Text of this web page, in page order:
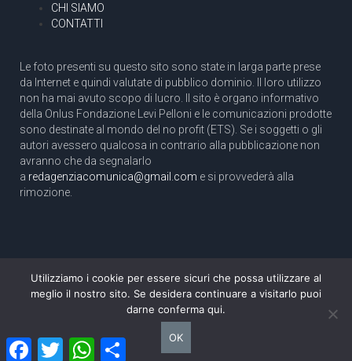
CHI SIAMO
CONTATTI
Le foto presenti su questo sito sono state in larga parte prese
da Internet e quindi valutate di pubblico dominio. Il loro utilizzo
non ha mai avuto scopo di lucro. Il sito è organo informativo
della Onlus Fondazione Levi Pelloni e le comunicazioni prodotte
sono destinate al mondo del no profit (ETS). Se i soggetti o gli
autori avessero qualcosa in contrario alla pubblicazione non
avranno che da segnalarlo
a redagenziacomunica@gmail.com e si provvederà alla
rimozione.
Copyright 2003 com.unica - Tutti i diritti riservati
Aut. Tribunale di Roma N. 466/2003 dell'11/11/2003
Direttore responsabile: Pino Pelloni [direttore@agenziacomunica.net]
Design by Ethoslab.
FacebookTwitter WhatsAppCondividi
Utilizziamo i cookie per essere sicuri che possa utilizzare al
meglio il nostro sito. Se desidera continuare a visitarlo puoi
darne conferma qui.
OK